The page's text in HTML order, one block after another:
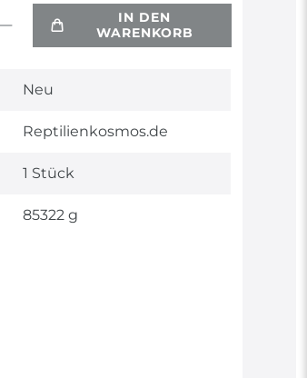
IN DEN
WARENKORB
Neu
Reptilienkosmos.de
1 Stück
85322 g